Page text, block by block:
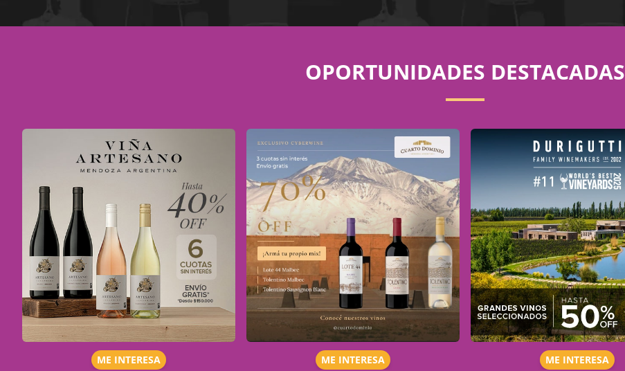
OPORTUNIDADES DESTACADAS
ME INTERESA ME INTERESA ME INTERESA